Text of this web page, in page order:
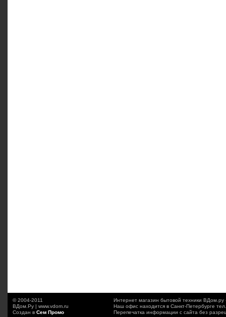
© 2004-2011
ВДом.Ру | www.vdom.ru
Создан в Сем Промо
Интернет магазин бытовой техники
Наш офис находится в Санкт-Петербурге
Перепечатка информации с сайта без